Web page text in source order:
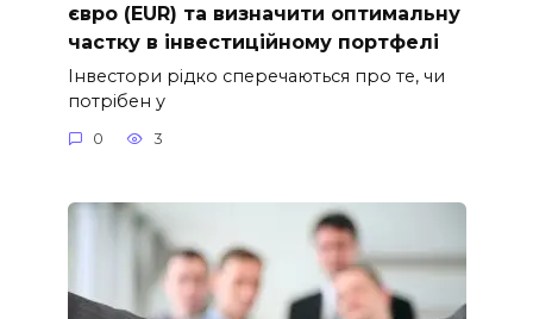
євро (EUR) та визначити оптимальну
частку в інвестиційному портфелі
Інвестори рідко сперечаються про те, чи
потрібен у
0 3